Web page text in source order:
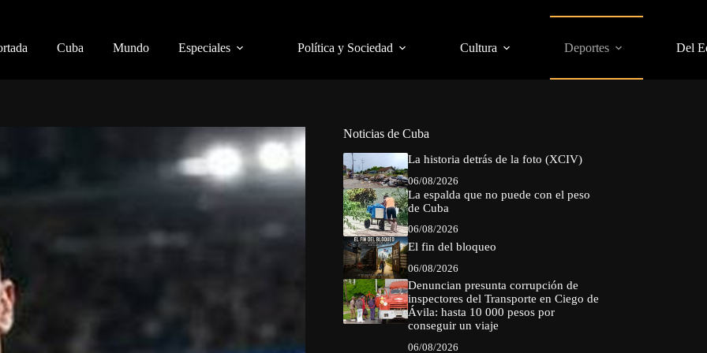
Cuba Mundo Especiales Política y Sociedad Cultura Deportes Del
Noticias de Cuba
La historia detrás de la foto (XCIV)
06/08/2026
La espalda que no puede con el peso
de Cuba
06/08/2026
El fin del bloqueo
06/08/2026
Denuncian presunta corrupción de
inspectores del Transporte en Ciego de
Ávila: hasta 10 000 pesos por
conseguir un viaje
06/08/2026